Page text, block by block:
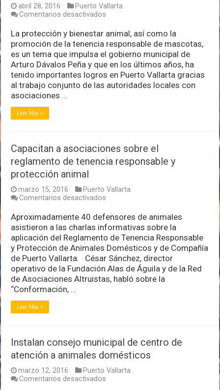
abril 28, 2016
Puerto Vallarta
Comentarios desactivados
los
avances
en
materia
de
bienestar
animal
La protección y bienestar animal, así como la
promoción de la tenencia responsable de mascotas,
es un tema que impulsa el gobierno municipal de
Arturo Dávalos Peña y que en los últimos años, ha
tenido importantes logros en Puerto Vallarta gracias
al trabajo conjunto de las autoridades locales con
asociaciones …
Leer Mas »
Capacitan a asociaciones sobre el
reglamento de tenencia responsable y
protección animal
marzo 15, 2016
Puerto Vallarta
Comentarios desactivados
a
asociaciones
sobre
el
reglamento
de
tenencia
responsable
y
Aproximadamente 40 defensores de animales
asistieron a las charlas informativas sobre la
aplicación del Reglamento de Tenencia Responsable
y Protección de Animales Domésticos y de Compañía
de Puerto Vallarta. César Sánchez, director
operativo de la Fundación Alas de Águila y de la Red
de Asociaciones Altruistas, habló sobre la
“Conformación, …
Leer Mas »
Instalan consejo municipal de centro de
atención a animales domésticos
marzo 12, 2016
Puerto Vallarta
Comentarios desactivados